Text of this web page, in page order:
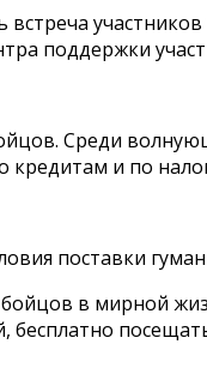
встреча
поддержки
Среди
кредитам и по
поставки
в мирной